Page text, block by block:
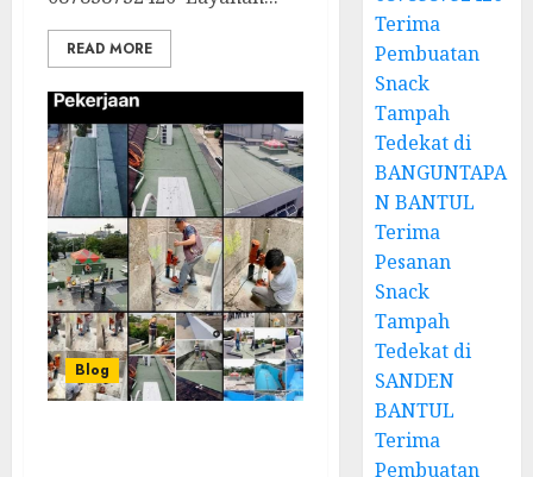
READ MORE
Blog
Terima
Pembuatan
Snack
Tampah
Tedekat di
BANGUNTAPA
N BANTUL
Terima
Pesanan
Snack
Tampah
Tedekat di
SANDEN
BANTUL
Terima
Pembuatan